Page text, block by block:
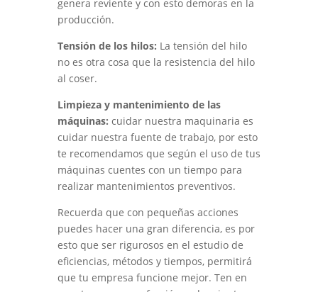
genera reviente y con esto demoras en la
producción.
Tensión de los hilos: La tensión del hilo
no es otra cosa que la resistencia del hilo
al coser.
Limpieza y mantenimiento de las
máquinas: cuidar nuestra maquinaria es
cuidar nuestra fuente de trabajo, por esto
te recomendamos que según el uso de tus
máquinas cuentes con un tiempo para
realizar mantenimientos preventivos.
Recuerda que con pequeñas acciones
puedes hacer una gran diferencia, es por
esto que ser rigurosos en el estudio de
eficiencias, métodos y tiempos, permitirá
que tu empresa funcione mejor. Ten en